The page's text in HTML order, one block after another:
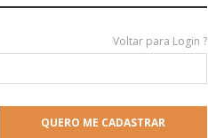
Voltar para Login ?
QUERO ME CADASTRAR